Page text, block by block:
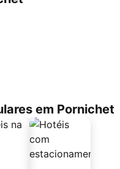
em Pornichet